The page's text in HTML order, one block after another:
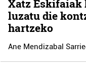
Xatz
luzatu die
hartzeko
Ane Mendizabal